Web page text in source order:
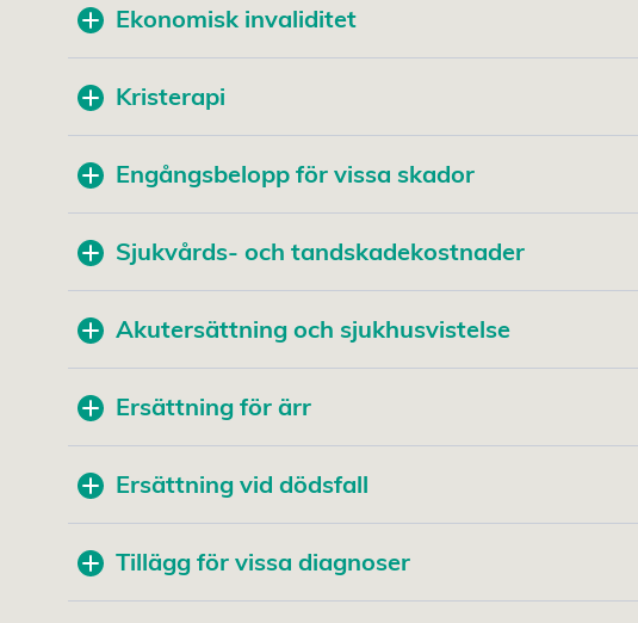
Ekonomisk invaliditet
Kristerapi
Engångsbelopp för vissa skador
Sjukvårds- och tandskadekostnader
Akutersättning och sjukhusvistelse
Ersättning för ärr
Ersättning vid dödsfall
Tillägg för vissa diagnoser